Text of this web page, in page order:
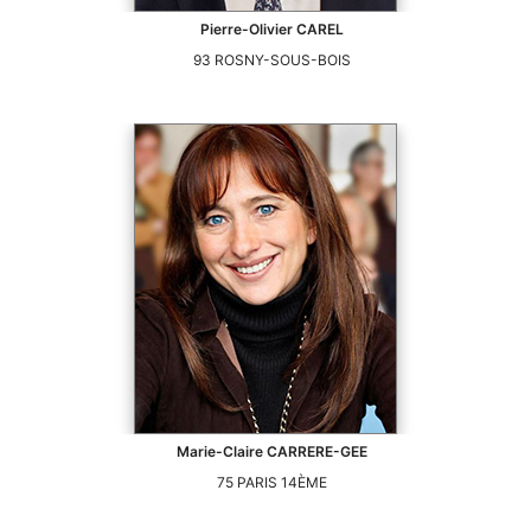
Pierre-Olivier CAREL
93 ROSNY-SOUS-BOIS
Marie-Claire CARRERE-GEE
75 PARIS 14ÈME